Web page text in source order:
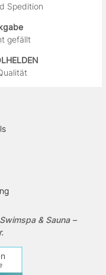
Spedition
gefällt
& Sauna –